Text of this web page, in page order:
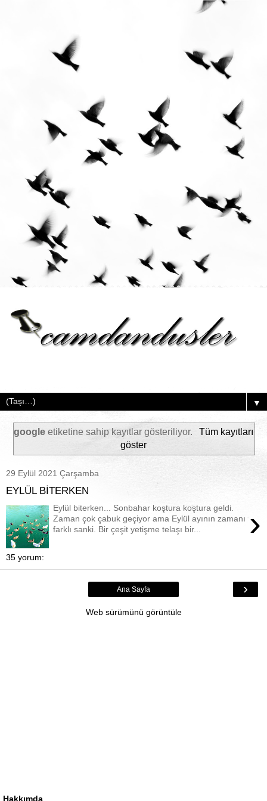
▼
google etiketine sahip kayıtlar gösteriliyor.
Tüm kayıtları
göster
29 Eylül 2021 Çarşamba
EYLÜL BİTERKEN
›
Eylül biterken... Sonbahar koştura koştura geldi.
Zaman çok çabuk geçiyor ama Eylül ayının zamanı
farklı sanki. Bir çeşit yetişme telaşı bir...
35 yorum:
›
Ana Sayfa
Web sürümünü görüntüle
Hakkımda